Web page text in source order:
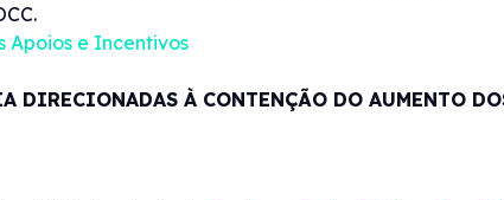
Apoios e Incentivos
DIRECIONADAS À CONTENÇÃO DO AUMENTO